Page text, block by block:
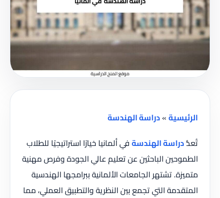
الرئيسية»دراسة الهندسة
تُعدُّدراسة الهندسةفي ألمانيا خيارًا استراتيجيًا للطلاب
الطموحين الباحثين عن تعليم عالي الجودة وفرص مهنية
متميزة. تشتهر الجامعات الألمانية ببرامجها الهندسية
المتقدمة التي تجمع بين النظرية والتطبيق العملي، مما